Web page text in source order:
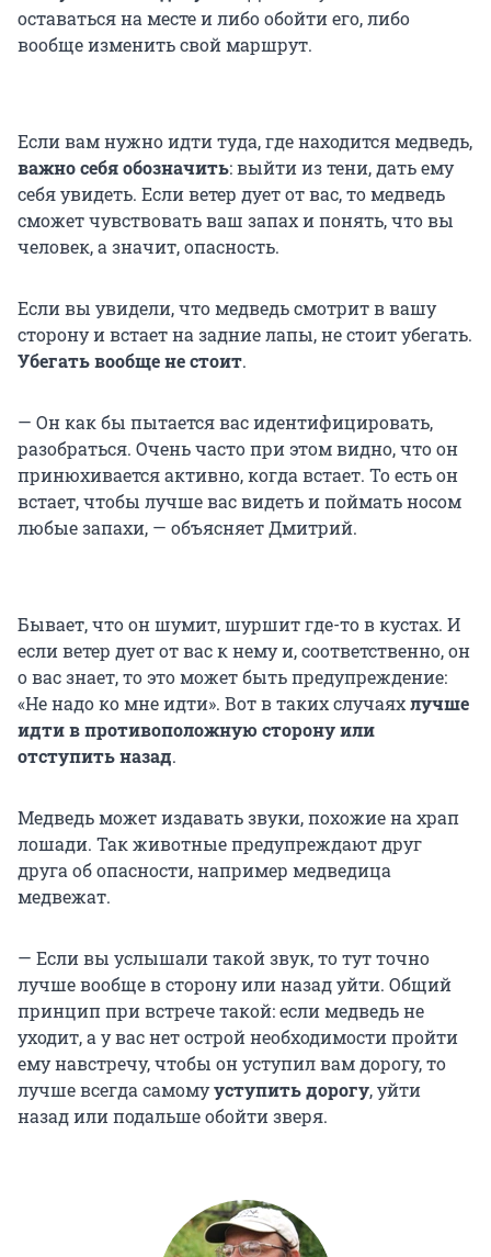
оставаться на месте и либо обойти его, либо
вообще изменить свой маршрут.
Если вам нужно идти туда, где находится медведь,
важно себя обозначить: выйти из тени, дать ему
себя увидеть. Если ветер дует от вас, то медведь
сможет чувствовать ваш запах и понять, что вы
человек, а значит, опасность.
Если вы увидели, что медведь смотрит в вашу
сторону и встает на задние лапы, не стоит убегать.
Убегать вообще не стоит.
— Он как бы пытается вас идентифицировать,
разобраться. Очень часто при этом видно, что он
принюхивается активно, когда встает. То есть он
встает, чтобы лучше вас видеть и поймать носом
любые запахи, — объясняет Дмитрий.
Бывает, что он шумит, шуршит где-то в кустах. И
если ветер дует от вас к нему и, соответственно, он
о вас знает, то это может быть предупреждение:
«Не надо ко мне идти». Вот в таких случаяхлучше
идти в противоположную сторону или
отступить назад.
Медведь может издавать звуки, похожие на храп
лошади. Так животные предупреждают друг
друга об опасности, например медведица
медвежат.
— Если вы услышали такой звук, то тут точно
лучше вообще в сторону или назад уйти. Общий
принцип при встрече такой: если медведь не
уходит, а у вас нет острой необходимости пройти
ему навстречу, чтобы он уступил вам дорогу, то
лучше всегда самомууступить дорогу, уйти
назад или подальше обойти зверя.